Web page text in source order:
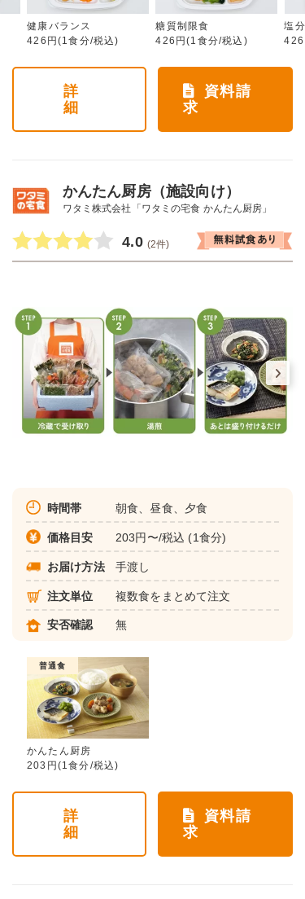
健康バランス
426円(1食分/税込)
糖質制限食
426円(1食分/税込)
塩
詳
細
資料請
求
かんたん厨房（施設向け）
ワタミ株式会社「ワタミの宅食 かんたん厨房」
4.0 (2件)
時間帯 朝食、昼食、夕食
価格目安 203円〜/税込 (1食分)
お届け方法 手渡し
注文単位 複数食をまとめて注文
安否確認 無
普通食
かんたん厨房
203円(1食分/税込)
詳
細
資料請
求